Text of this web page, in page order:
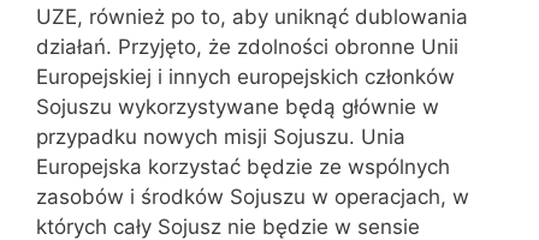
UZE, również po to, aby uniknąć dublowania
działań. Przyjęto, że zdolności obronne Unii
Europejskiej i innych europejskich członków
Sojuszu wykorzystywane będą głównie w
przypadku nowych misji Sojuszu. Unia
Europejska korzystać będzie ze wspólnych
zasobów i środków Sojuszu w operacjach, w
których cały Sojusz nie będzie w sensie